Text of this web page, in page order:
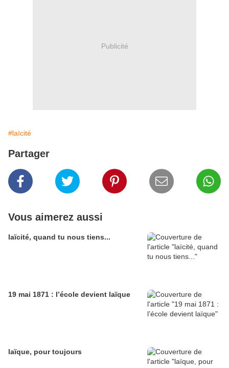
Publicité
#laïcité
Partager
Vous aimerez aussi
laïcité, quand tu nous tiens...
19 mai 1871 : l’école devient laïque
laïque, pour toujours